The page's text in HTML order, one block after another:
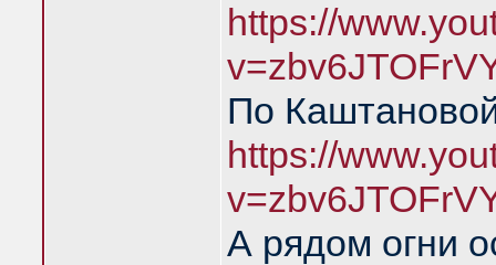
https://
По
https://
А рядом огни